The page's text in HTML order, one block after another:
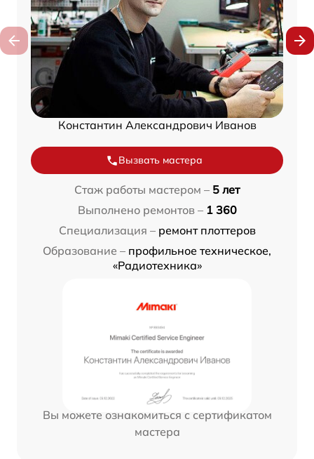
Константин Александрович Иванов
Вызвать мастера
Стаж работы мастером – 5 лет
Выполнено ремонтов – 1 360
Специализация – ремонт плоттеров
Образование – профильное техническое,
«Радиотехника»
Вы можете ознакомиться с сертификатом
мастера